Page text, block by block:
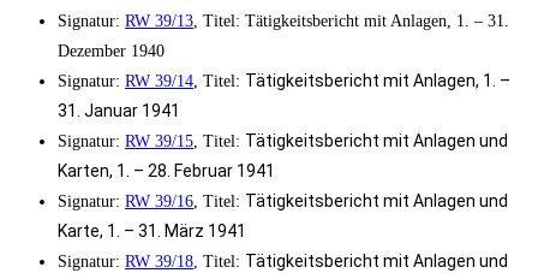
Signatur: RW 39/13, Titel: Tätigkeitsbericht mit Anlagen, 1. – 31.
Dezember 1940
Signatur: RW 39/14, Titel: Tätigkeitsbericht mit Anlagen, 1. –
31. Januar 1941
Signatur: RW 39/15, Titel: Tätigkeitsbericht mit Anlagen und
Karten, 1. – 28. Februar 1941
Signatur: RW 39/16, Titel: Tätigkeitsbericht mit Anlagen und
Karte, 1. – 31. März 1941
Signatur: RW 39/18, Titel: Tätigkeitsbericht mit Anlagen und